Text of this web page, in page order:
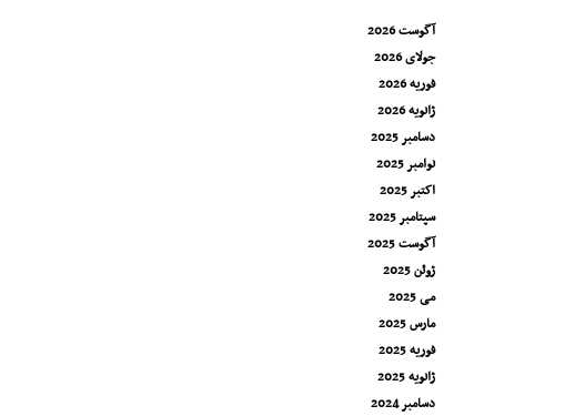
آگوست 2026
جولای 2026
فوریه 2026
ژانویه 2026
دسامبر 2025
نوامبر 2025
اکتبر 2025
سپتامبر 2025
آگوست 2025
ژوئن 2025
می 2025
مارس 2025
فوریه 2025
ژانویه 2025
دسامبر 2024